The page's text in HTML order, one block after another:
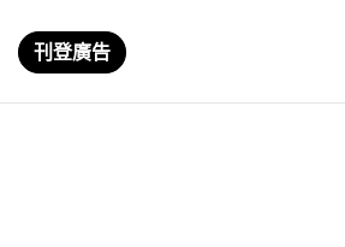
刊登廣告